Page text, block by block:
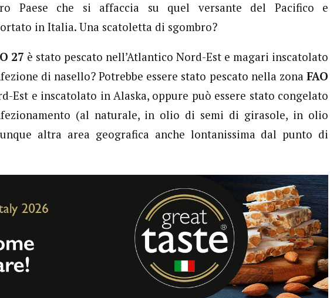
Paese che si affaccia su quel versante del Pacifico e
in Italia. Una scatoletta di sgombro?
27 è stato pescato nell’Atlantico Nord-Est e magari inscatolato
di nasello? Potrebbe essere stato pescato nella zona FAO
Est e inscatolato in Alaska, oppure può essere stato congelato
(al naturale, in olio di semi di girasole, in olio
altra area geografica anche lontanissima dal punto di